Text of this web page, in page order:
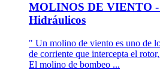
MOLINOS DE VIENTO -
Hidráulicos
" Un molino de viento es uno de
de corriente que intercepta el
El molino de bombeo ...